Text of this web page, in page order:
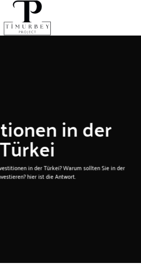
in der
Türkei
in der Türkei? Warum sollten Sie in der
hier ist die Antwort.